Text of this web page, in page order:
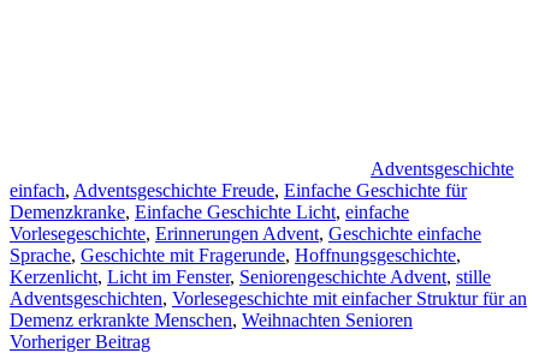
Adventsgeschichte
einfach, Adventsgeschichte Freude, Einfache Geschichte für
Demenzkranke, Einfache Geschichte Licht, einfache
Vorlesegeschichte, Erinnerungen Advent, Geschichte einfache
Sprache, Geschichte mit Fragerunde, Hoffnungsgeschichte,
Kerzenlicht, Licht im Fenster, Seniorengeschichte Advent, stille
Adventsgeschichten, Vorlesegeschichte mit einfacher Struktur für an
Demenz erkrankte Menschen, Weihnachten Senioren
Beitragsnavigation
Vorheriger Beitrag